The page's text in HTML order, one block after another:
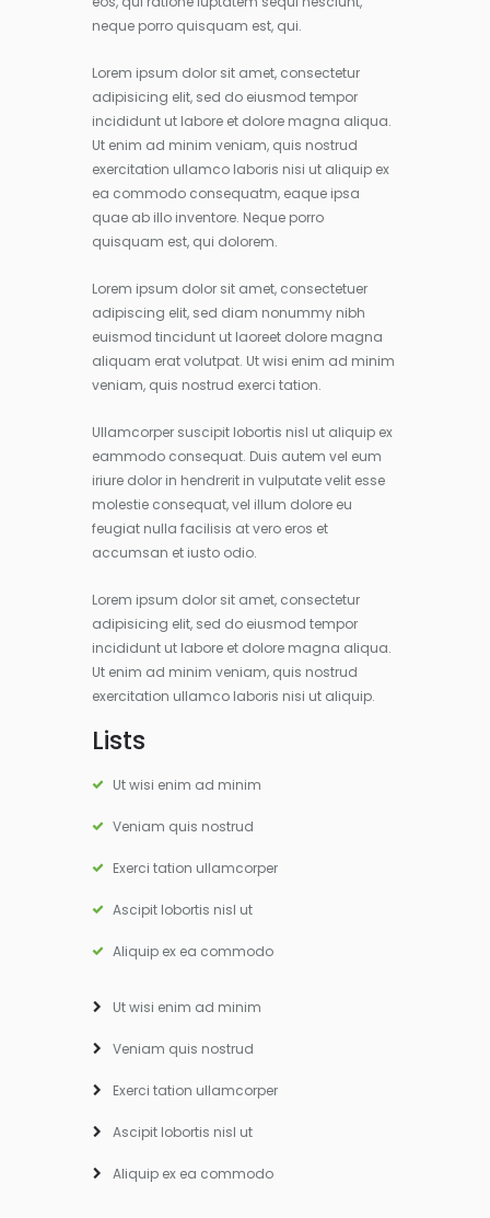
neque porro quisquam est, qui.
Lorem ipsum dolor sit amet, consectetur
adipisicing elit, sed do eiusmod tempor
incididunt ut labore et dolore magna aliqua.
Ut enim ad minim veniam, quis nostrud
exercitation ullamco laboris nisi ut aliquip ex
ea commodo consequatm, eaque ipsa
quae ab illo inventore. Neque porro
quisquam est, qui dolorem.
Lorem ipsum dolor sit amet, consectetuer
adipiscing elit, sed diam nonummy nibh
euismod tincidunt ut laoreet dolore magna
aliquam erat volutpat. Ut wisi enim ad minim
veniam, quis nostrud exerci tation.
Ullamcorper suscipit lobortis nisl ut aliquip ex
eammodo consequat. Duis autem vel eum
iriure dolor in hendrerit in vulputate velit esse
molestie consequat, vel illum dolore eu
feugiat nulla facilisis at vero eros et
accumsan et iusto odio.
Lorem ipsum dolor sit amet, consectetur
adipisicing elit, sed do eiusmod tempor
incididunt ut labore et dolore magna aliqua.
Ut enim ad minim veniam, quis nostrud
exercitation ullamco laboris nisi ut aliquip.
Lists
Ut wisi enim ad minim
Veniam quis nostrud
Exerci tation ullamcorper
Ascipit lobortis nisl ut
Aliquip ex ea commodo
Ut wisi enim ad minim
Veniam quis nostrud
Exerci tation ullamcorper
Ascipit lobortis nisl ut
Aliquip ex ea commodo